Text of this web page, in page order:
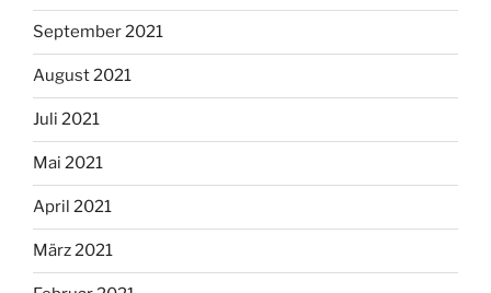
September 2021
August 2021
Juli 2021
Mai 2021
April 2021
März 2021